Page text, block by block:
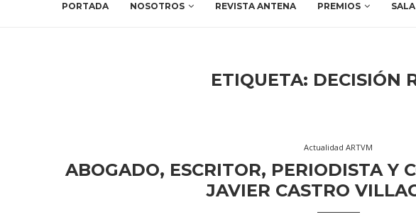
PORTADA NOSOTROS REVISTA ANTENA PREMIOS
ETIQUETA: DECISIÓN
Actualidad ARTVM
ABOGADO, ESCRITOR, PERIODISTA Y
JAVIER CASTRO